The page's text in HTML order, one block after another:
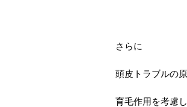
さらに
頭皮トラブルの
育毛作用を考慮